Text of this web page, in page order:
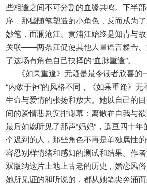
些相逢之间不可分割的血缘共鸣。下半
序，那些随笔塑造的小角色，反而成为
妙笔，而澜沧江、黄浦江始终是知青与
关联——两条江促使其他大量语言糅合
了这场有角色自己抉择的“血脉重逢”。
《如果重逢》无疑是最令读者欣喜的
“内敛于神”的风格不同，《如果重逢》
生命与爱情的张扬和放大。她以自己的
间的爱情悲剧安排谢幕：离散在自我与
最后如愿听见了那声“妈妈”，遥亘四十
个迟到的人；那些角色不再是单独属性
容忍别样情绪和感知的测试和结果。作
双版纳这片土地上古老的历史，婚恋风
她所见证的和听说的，都从她笔尖奔涌